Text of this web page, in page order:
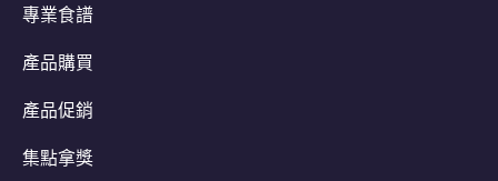
專業食譜
產品購買
產品促銷
集點拿獎